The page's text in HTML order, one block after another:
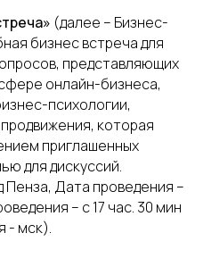
(далее – Бизнес-
бизнес встреча для
представляющих
онлайн-бизнеса,
психологии,
которая
приглашенных
для дискуссий.
Дата проведения –
– с 17 час. 30 мин
- мск).